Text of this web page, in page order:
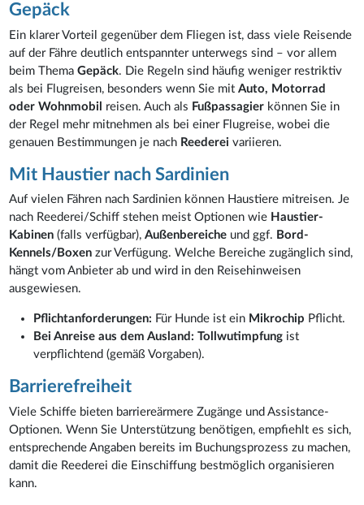
Gepäck
Ein klarer Vorteil gegenüber dem Fliegen ist, dass viele Reisende
auf der Fähre deutlich entspannter unterwegs sind – vor allem
beim ThemaGepäck. Die Regeln sind häufig weniger restriktiv
als bei Flugreisen, besonders wenn Sie mitAuto, Motorrad
oder Wohnmobil
reisen. Auch als Fußpassagier können Sie in
der Regel mehr mitnehmen als bei einer Flugreise, wobei die
genauen Bestimmungen je nach Reederei variieren.
Mit Haustier nach Sardinien
Auf vielen Fähren nach Sardinien können Haustiere mitreisen. Je
nach Reederei/Schiff stehen meist Optionen wie Haustier-
Kabinen (falls verfügbar),Außenbereiche und ggf. Bord-
Kennels/Boxen zur Verfügung. Welche Bereiche zugänglich sind,
hängt vom Anbieter ab und wird in den Reisehinweisen
ausgewiesen.
Pflichtanforderungen: Für Hunde ist ein Mikrochip Pflicht.
Bei Anreise aus dem Ausland: Tollwutimpfung ist
verpflichtend (gemäß Vorgaben).
Barrierefreiheit
Viele Schiffe bieten barriereärmere Zugänge und Assistance-
Optionen. Wenn Sie Unterstützung benötigen, empfiehlt es sich,
entsprechende Angaben bereits im Buchungsprozess zu machen,
damit die Reederei die Einschiffung bestmöglich organisieren
kann.